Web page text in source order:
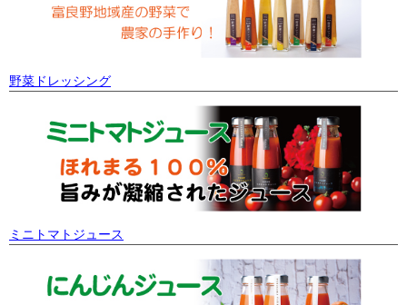
野菜ドレッシング
ミニトマトジュース